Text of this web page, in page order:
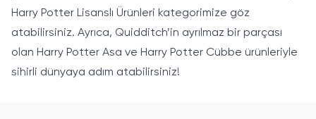
Harry Potter Lisanslı Ürünleri kategorimize göz
atabilirsiniz. Ayrıca, Quidditch’in ayrılmaz bir parçası
olan Harry Potter Asa ve Harry Potter Cübbe ürünleriyle
sihirli dünyaya adım atabilirsiniz!